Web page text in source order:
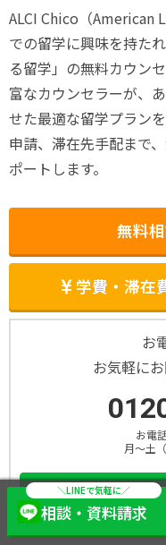
ALCI Chico（American
での留学に興味を持た
る留学」の無料カウン
富なカウンセラーが、
せた最適な留学プラン
申請、滞在先手配まで
ポートします。
無料
学費・滞在
お
お気軽に
お電
月～土
相談・資料請求